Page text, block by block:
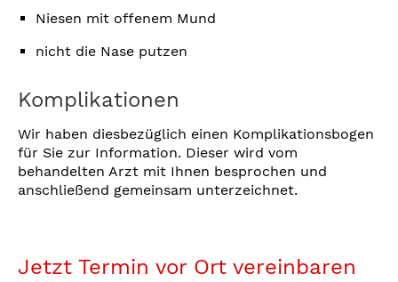
Niesen mit offenem Mund
nicht die Nase putzen
Komplikationen
Wir haben diesbezüglich einen Komplikationsbogen
für Sie zur Information. Dieser wird vom
behandelten Arzt mit Ihnen besprochen und
anschließend gemeinsam unterzeichnet.
Jetzt Termin vor Ort vereinbaren